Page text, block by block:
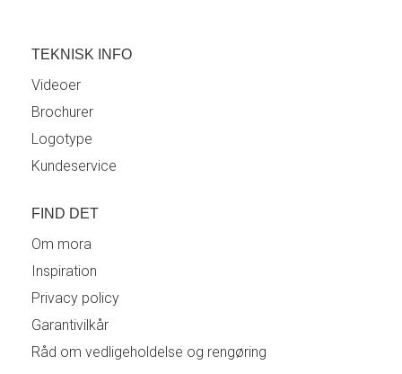
TEKNISK INFO
Videoer
Brochurer
Logotype
Kundeservice
FIND DET
Om mora
Inspiration
Privacy policy
Garantivilkår
Råd om vedligeholdelse og rengøring